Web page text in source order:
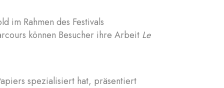
im Rahmen des Festivals
können Besucher ihre Arbeit Le
spezialisiert hat, präsentiert